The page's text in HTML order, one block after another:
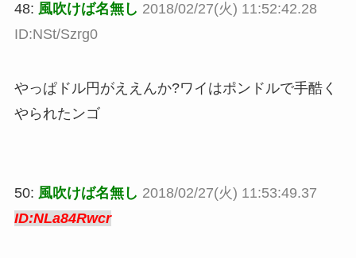
48: 風吹けば名無し 2018/02/27(火) 11:52:42.28
ID:NSt/Szrg0
やっぱドル円がええんか?ワイはポンドルで手酷く
やられたンゴ
50: 風吹けば名無し 2018/02/27(火) 11:53:49.37
ID:NLa84Rwcr